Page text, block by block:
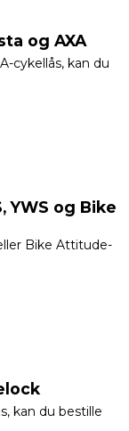
og AXA
cykellås, kan du
YWS og Bike
Bike Attitude-
kan du bestille